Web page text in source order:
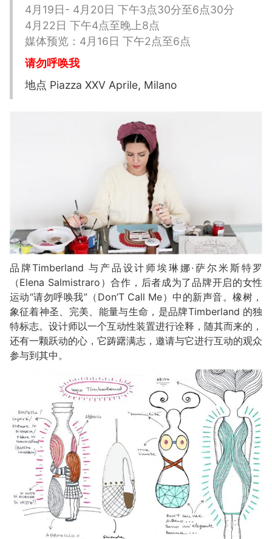
4月19日- 4月20日 下午3点30分至6点30分
4月22日 下午4点至晚上8点
媒体预览：4月16日 下午2点至6点
请勿呼唤我
地点 Piazza XXV Aprile, Milano
品牌Timberland 与产品设计师埃琳娜·萨尔米斯特罗
（Elena Salmistraro）合作，后者成为了品牌开启的女性
运动“请勿呼唤我”（Don’T Call Me）中的新声音。橡树，
象征着神圣、完美、能量与生命，是品牌Timberland 的独
特标志。设计师以一个互动性装置进行诠释，随其而来的，
还有一颗跃动的心，它踌躇满志，邀请与它进行互动的观众
参与到其中。